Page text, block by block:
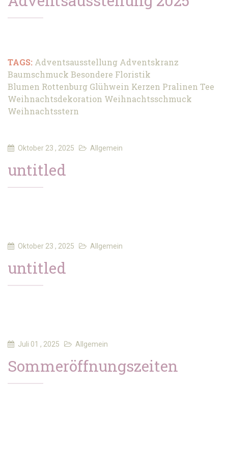
TAGS: Adventsausstellung Adventskranz
Baumschmuck Besondere Floristik
Blumen Rottenburg Glühwein Kerzen Pralinen Tee
Weihnachtsdekoration Weihnachtsschmuck
Weihnachtsstern
Oktober 23 , 2025 Allgemein
untitled
Oktober 23 , 2025 Allgemein
untitled
Juli 01 , 2025 Allgemein
Sommeröffnungszeiten